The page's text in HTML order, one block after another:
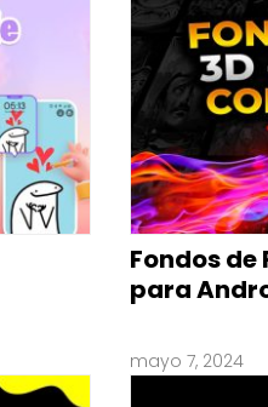
Fondos de
para
mayo 7, 2024